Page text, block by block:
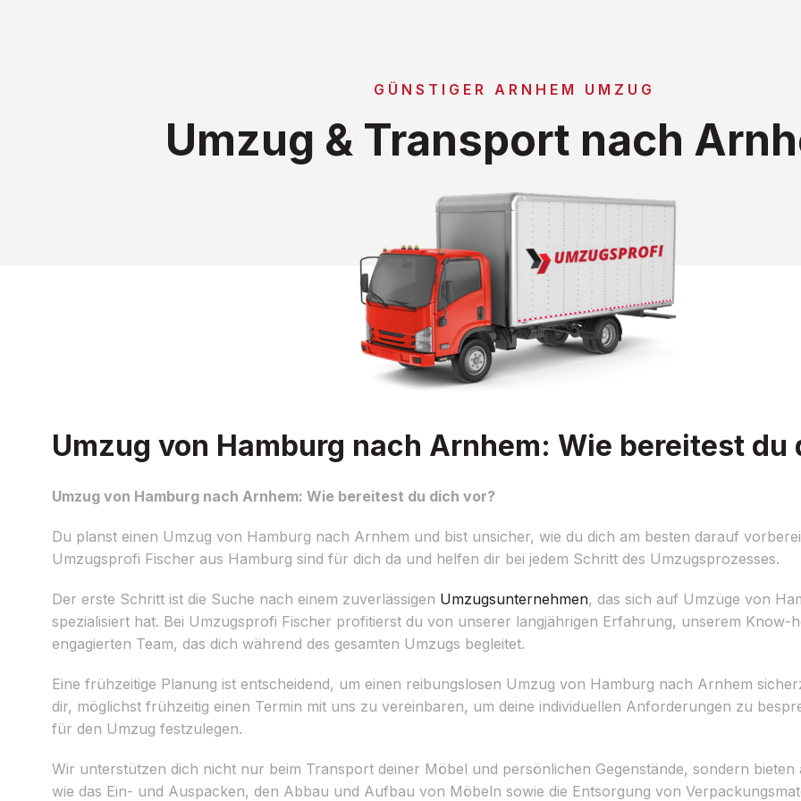
GÜNSTIGER ARNHEM UMZUG
Umzug & Transport nach
Umzug von Hamburg nach Arnhem: Wie bereitest du
Umzug von Hamburg nach Arnhem: Wie bereitest du dich vor?
Du planst einen Umzug von Hamburg nach Arnhem und bist unsicher, wie du dich am besten darauf
Umzugsprofi Fischer aus Hamburg sind für dich da und helfen dir bei jedem Schritt des Umzugsprozesses.
Der erste Schritt ist die Suche nach einem zuverlässigen Umzugsunternehmen, das sich auf Umzüge von
spezialisiert hat. Bei Umzugsprofi Fischer profitierst du von unserer langjährigen Erfahrung, unserem Know-
engagierten Team, das dich während des gesamten Umzugs begleitet.
Eine frühzeitige Planung ist entscheidend, um einen reibungslosen Umzug von Hamburg nach Arnhem
dir, möglichst frühzeitig einen Termin mit uns zu vereinbaren, um deine individuellen Anforderungen zu
für den Umzug festzulegen.
Wir unterstützen dich nicht nur beim Transport deiner Möbel und persönlichen Gegenstände, sondern
wie das Ein- und Auspacken, den Abbau und Aufbau von Möbeln sowie die Entsorgung von